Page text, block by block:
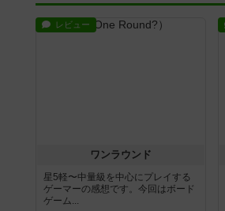
レビュー
ワンラウンド
星5軽〜中量級を中心にプレイする
ゲーマーの感想です。今回はボード
ゲーム...